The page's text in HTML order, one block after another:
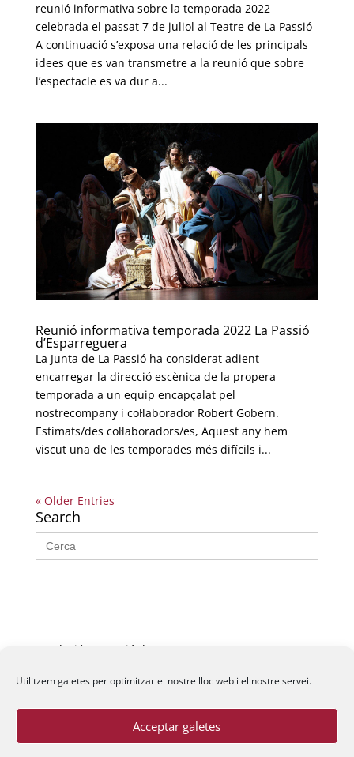
Utilitzem galetes per optimitzar el nostre lloc web i el nostre servei.
Acceptar galetes
reunió informativa sobre la temporada 2022
celebrada el passat 7 de juliol al Teatre de La Passió
A continuació s’exposa una relació de les principals
idees que es van transmetre a la reunió que sobre
l’espectacle es va dur a...
Reunió informativa temporada 2022 La Passió
d’Esparreguera
La Junta de La Passió ha considerat adient
encarregar la direcció escènica de la propera
temporada a un equip encapçalat pel
nostrecompany i col·laborador Robert Gobern.
Estimats/des col·laboradors/es, Aquest any hem
viscut una de les temporades més difícils i...
« Older Entries
Search
Search
for:
Fundació La Passió d’Esparreguera, 2026